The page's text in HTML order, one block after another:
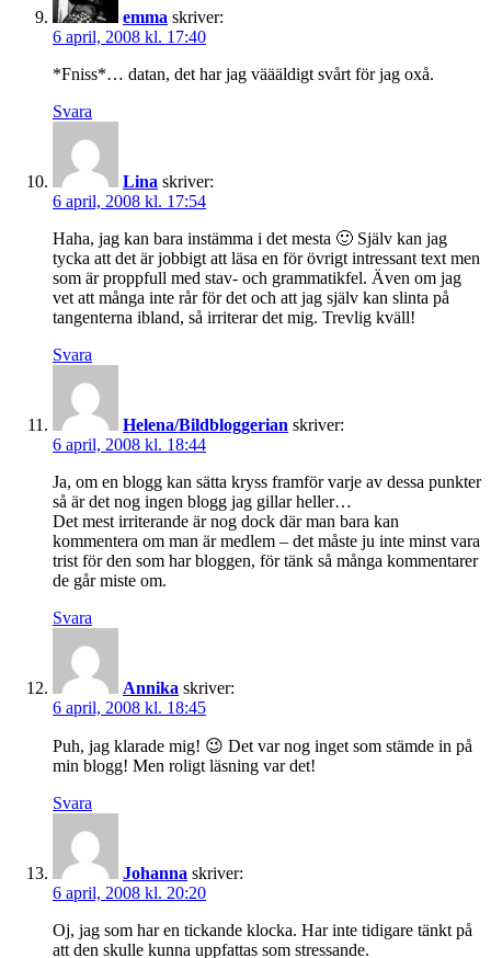
emma skriver:
6 april, 2008 kl. 17:40
*Fniss*… datan, det har jag väääldigt svårt för jag oxå.
Svara
Lina skriver:
6 april, 2008 kl. 17:54
Haha, jag kan bara instämma i det mesta 🙂 Själv kan jag
tycka att det är jobbigt att läsa en för övrigt intressant text men
som är proppfull med stav- och grammatikfel. Även om jag
vet att många inte rår för det och att jag själv kan slinta på
tangenterna ibland, så irriterar det mig. Trevlig kväll!
Svara
Helena/Bildbloggerian skriver:
6 april, 2008 kl. 18:44
Ja, om en blogg kan sätta kryss framför varje av dessa punkter
så är det nog ingen blogg jag gillar heller…
Det mest irriterande är nog dock där man bara kan
kommentera om man är medlem – det måste ju inte minst vara
trist för den som har bloggen, för tänk så många kommentarer
de går miste om.
Svara
Annika skriver:
6 april, 2008 kl. 18:45
Puh, jag klarade mig! 😉 Det var nog inget som stämde in på
min blogg! Men roligt läsning var det!
Svara
Johanna skriver:
6 april, 2008 kl. 20:20
Oj, jag som har en tickande klocka. Har inte tidigare tänkt på
att den skulle kunna uppfattas som stressande.